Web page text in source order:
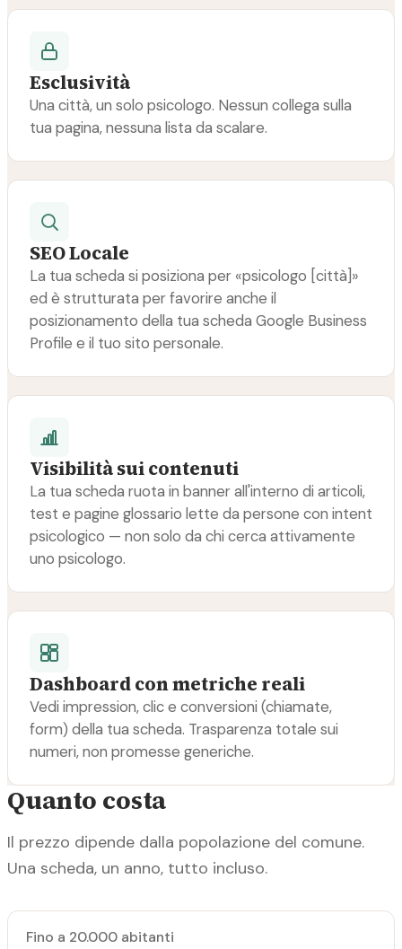
Esclusività
Una città, un solo psicologo. Nessun collega sulla
tua pagina, nessuna lista da scalare.
SEO Locale
La tua scheda si posiziona per «psicologo [città]»
ed è strutturata per favorire anche il
posizionamento della tua scheda Google Business
Profile e il tuo sito personale.
Visibilità sui contenuti
La tua scheda ruota in banner all'interno di articoli,
test e pagine glossario lette da persone con intent
psicologico — non solo da chi cerca attivamente
uno psicologo.
Dashboard con metriche reali
Vedi impression, clic e conversioni (chiamate,
form) della tua scheda. Trasparenza totale sui
numeri, non promesse generiche.
Quanto costa
Il prezzo dipende dalla popolazione del comune.
Una scheda, un anno, tutto incluso.
Popolazione del comune
Fino a 20.000 abitanti